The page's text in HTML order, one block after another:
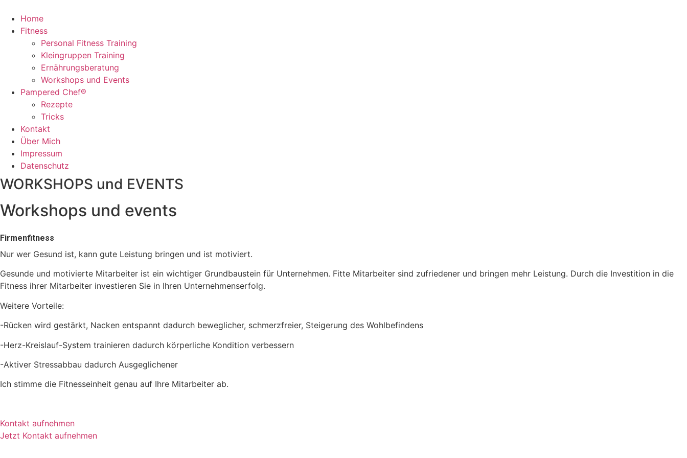
Home
Fitness
Personal Fitness Training
Kleingruppen Training
Ernährungsberatung
Workshops und Events
Pampered Chef®
Rezepte
Tricks
Kontakt
Über Mich
Impressum
Datenschutz
WORKSHOPS und EVENTS
Workshops und events
Firmenfitness
Nur wer Gesund ist, kann gute Leistung bringen und ist motiviert.
Gesunde und motivierte Mitarbeiter ist ein wichtiger Grundbaustein für Unternehmen. Fitte Mitarbeiter sind zufriedener und bringen mehr Leistung. Durch die Investition in die
Fitness ihrer Mitarbeiter investieren Sie in Ihren Unternehmenserfolg.
Weitere Vorteile:
-Rücken wird gestärkt, Nacken entspannt dadurch beweglicher, schmerzfreier, Steigerung des Wohlbefindens
-Herz-Kreislauf-System trainieren dadurch körperliche Kondition verbessern
-Aktiver Stressabbau dadurch Ausgeglichener
Ich stimme die Fitnesseinheit genau auf Ihre Mitarbeiter ab.
Kontakt aufnehmen
Jetzt Kontakt aufnehmen